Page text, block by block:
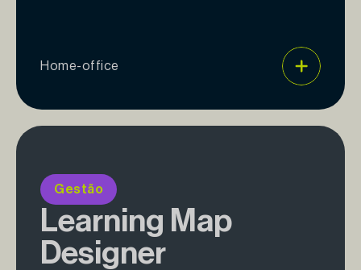
Home-office
Gestão
Learning Map
Designer